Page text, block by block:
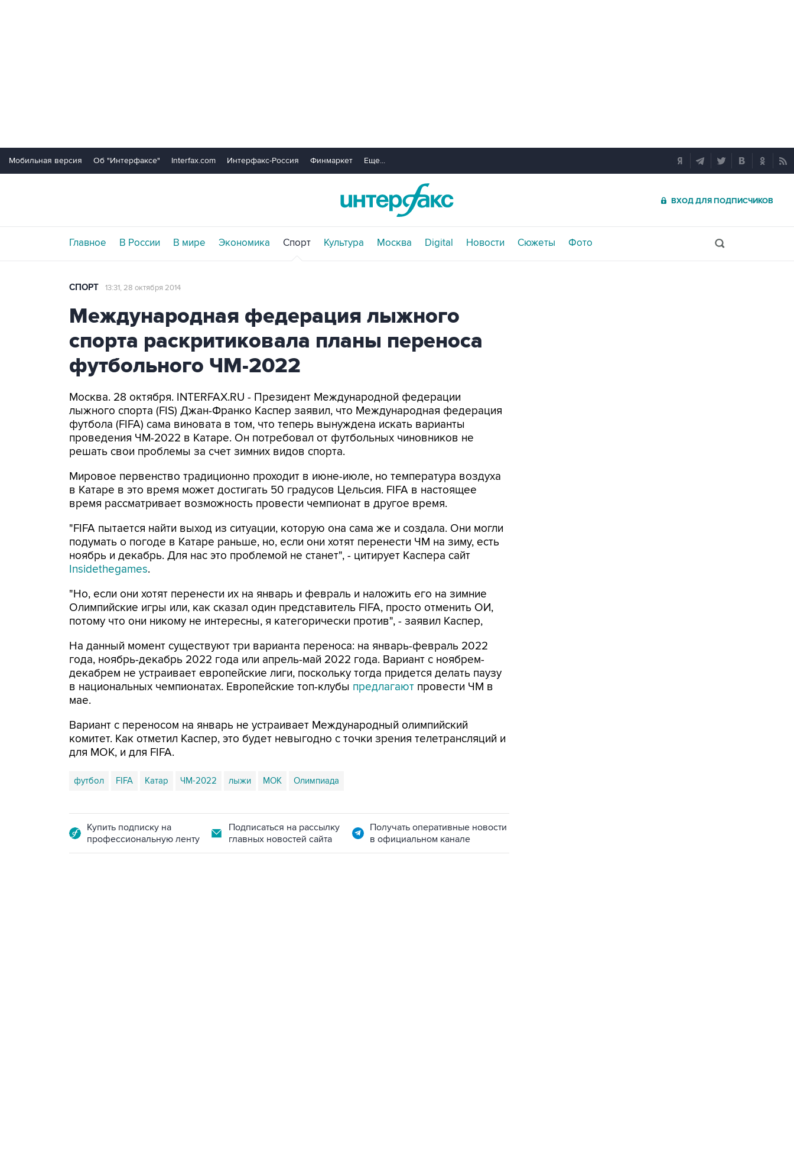
Мобильная версия Об "Интерфаксе" Interfax.com Интерфакс-Россия Финмаркет Еще...
ВХОД ДЛЯ ПОДПИСЧИКОВ
Главное В России В мире Экономика Спорт Культура Москва Digital Новости Сюжеты Фото
СПОРТ 13:31, 28 октября 2014
Международная федерация лыжного
спорта раскритиковала планы переноса
футбольного ЧМ-2022
Москва. 28 октября. INTERFAX.RU - Президент Международной федерации
лыжного спорта (FIS) Джан-Франко Каспер заявил, что Международная федерация
футбола (FIFA) сама виновата в том, что теперь вынуждена искать варианты
проведения ЧМ-2022 в Катаре. Он потребовал от футбольных чиновников не
решать свои проблемы за счет зимних видов спорта.
Мировое первенство традиционно проходит в июне-июле, но температура воздуха
в Катаре в это время может достигать 50 градусов Цельсия. FIFA в настоящее
время рассматривает возможность провести чемпионат в другое время.
"FIFA пытается найти выход из ситуации, которую она сама же и создала. Они могли
подумать о погоде в Катаре раньше, но, если они хотят перенести ЧМ на зиму, есть
ноябрь и декабрь. Для нас это проблемой не станет", - цитирует Каспера сайт
Insidethegames.
"Но, если они хотят перенести их на январь и февраль и наложить его на зимние
Oлимпийские игры или, как сказал один представитель FIFA, просто отменить ОИ,
потому что они никому не интересны, я категорически против", - заявил Каспер,
На данный момент существуют три варианта переноса: на январь-февраль 2022
года, ноябрь-декабрь 2022 года или апрель-май 2022 года. Вариант с ноябрем-
декабрем не устраивает европейские лиги, поскольку тогда придется делать паузу
в национальных чемпионатах. Европейские топ-клубы предлагают провести ЧМ в
мае.
Вариант с переносом на январь не устраивает Международный олимпийский
комитет. Как отметил Каспер, это будет невыгодно с точки зрения телетрансляций и
для МОК, и для FIFA.
футбол FIFA Катар ЧМ-2022 лыжи МОК Олимпиада
Купить подписку на
профессиональную ленту
Подписаться на рассылку
главных новостей сайта
Получать оперативные новости
в официальном канале